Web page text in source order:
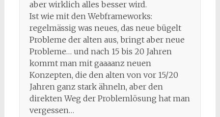
aber wirklich alles besser wird.
Ist wie mit den Webframeworks:
regelmässig was neues, das neue bügelt
Probleme der alten aus, bringt aber neue
Probleme… und nach 15 bis 20 Jahren
kommt man mit gaaaanz neuen
Konzepten, die den alten von vor 15/20
Jahren ganz stark ähneln, aber den
direkten Weg der Problemlösung hat man
vergessen…